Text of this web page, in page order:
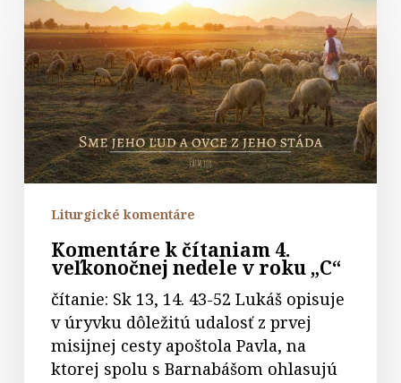
k
čítaniam
4.
veľkonočnej
nedele
v
roku
„C“
Liturgické komentáre
Komentáre k čítaniam 4.
veľkonočnej nedele v roku „C“
čítanie: Sk 13, 14. 43-52 Lukáš opisuje
v úryvku dôležitú udalosť z prvej
misijnej cesty apoštola Pavla, na
ktorej spolu s Barnabášom ohlasujú